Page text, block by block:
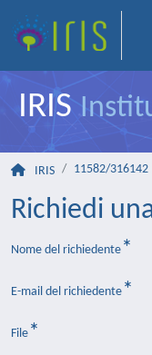
IRIS
IRIS 11582/316142
Richiedi
Nome del richiedente
E-mail del richiedente
File